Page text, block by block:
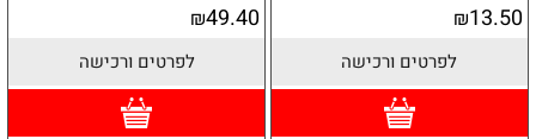
₪13.50
לפרטים ורכישה
₪49.40
לפרטים ורכישה